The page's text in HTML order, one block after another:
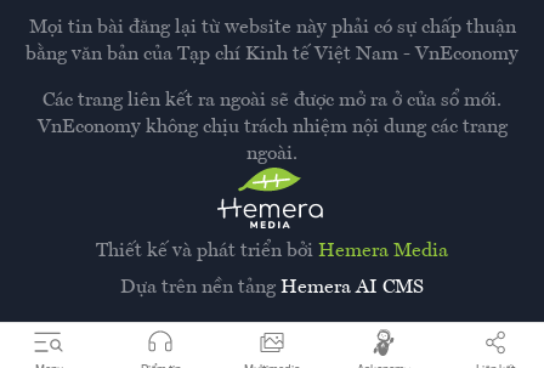
Thiết kế và phát triển bởi Hemera Media
Dựa trên nền tảng Hemera AI CMS
Mọi tin bài đăng lại từ website này phải có sự chấp thuận
bằng văn bản của Tạp chí Kinh tế Việt Nam - VnEconomy
Các trang liên kết ra ngoài sẽ được mở ra ở cửa sổ mới.
VnEconomy không chịu trách nhiệm nội dung các trang
ngoài.